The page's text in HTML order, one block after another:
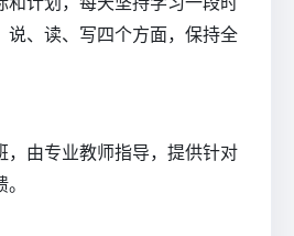
说、读、写四个方面，保持全
，由专业教师指导，提供针对